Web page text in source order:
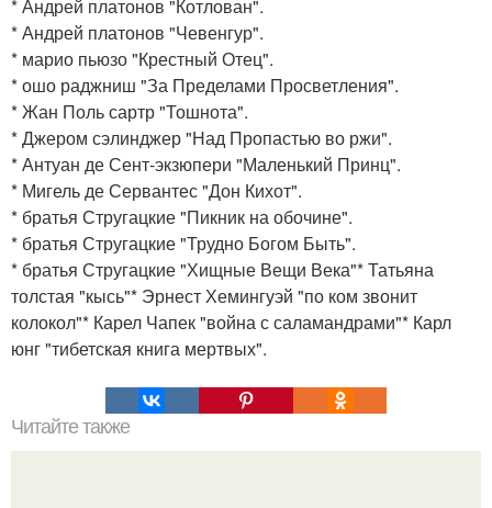
* Андрей платонов "Котлован".
* Андрей платонов "Чевенгур".
* марио пьюзо "Крестный Отец".
* ошо раджниш "За Пределами Просветления".
* Жан Поль сартр "Тошнота".
* Джером сэлинджер "Над Пропастью во ржи".
* Антуан де Сент-экзюпери "Маленький Принц".
* Мигель де Сервантес "Дон Кихот".
* братья Стругацкие "Пикник на обочине".
* братья Стругацкие "Трудно Богом Быть".
* братья Стругацкие "Хищные Вещи Века"* Татьяна
толстая "кысь"* Эрнест Хемингуэй "по ком звонит
колокол"* Карел Чапек "война с саламандрами"* Карл
юнг "тибетская книга мертвых".
Читайте также